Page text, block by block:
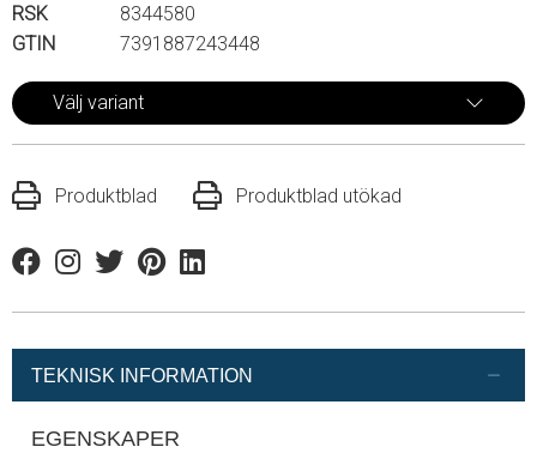
RSK
8344580
GTIN
7391887243448
Välj variant
Produktblad Produktblad utökad
FacebookInstagram
TwitterPinterestLinkedin
TEKNISK INFORMATION
EGENSKAPER